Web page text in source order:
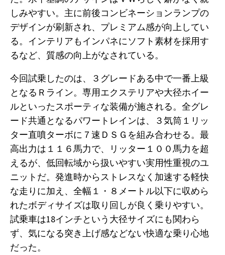
しみやすい。主に前後コンビネーションランプの
デザインが刷新され、プレミアム感が向上してい
る。インテリアもインパネにソフト素材を採用す
るなど、質感の向上がなされている。
今回試乗したのは、３グレードある中で一番上級
となるＲライン。専用エクステリアや大径ホイー
ルといったスポーティな装備が施される。全グレ
ード共通となるパワートレインは、３気筒１リッ
ター直噴ターボに７速ＤＳＧを組み合わせる。最
高出力は１１６馬力で、リッター１００馬力を超
えるが、低回転域から扱いやすい実用性重視のユ
ニットだ。発進時からストレスなく加速する軽快
な走りに加え、全幅１・８メートル以下に収めら
れたボディサイズは取り回しが良く乗りやすい。
試乗車は18インチという大径サイズにも関わら
ず、気になる突き上げ感などない快適な乗り心地
だった。